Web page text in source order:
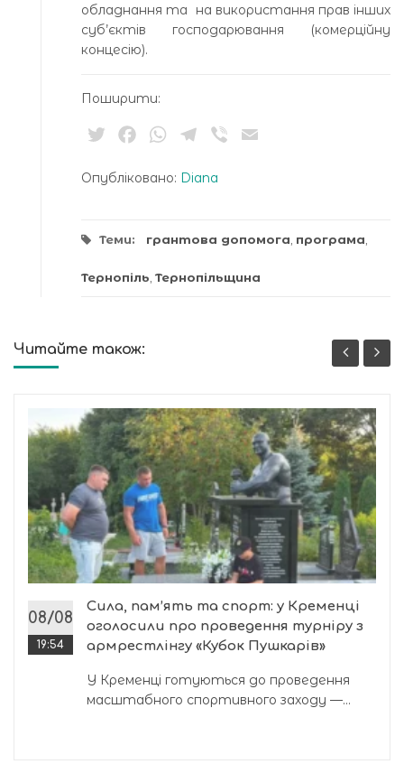
обладнання та на використання прав інших
суб’єктів господарювання (комерційну
концесію).
Поширити:
TwitterFacebookWhatsApp
Telegram
Viber
Опубліковано: Diana
Теми: грантова допомога, програма,
Тернопіль, Тернопільщина
Читайте також:
08/08
19:54
Сила, пам’ять та спорт: у Кременці
оголосили про проведення турніру з
армрестлінгу «Кубок Пушкарів»
У Кременці готуються до проведення
масштабного спортивного заходу —...